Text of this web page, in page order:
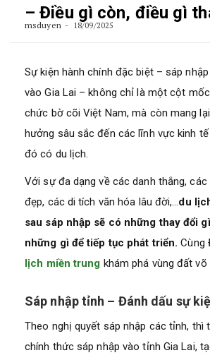
– Điều gì còn, điều gì
msduyen 18/09/2025
Sự kiện hành chính đặc biệt – sáp
vào Gia Lai – không chỉ là một cột
chức bờ cõi Việt Nam, mà còn mang
hưởng sâu sắc đến các lĩnh vực kinh
đó có du lịch.
Với sự đa dạng về các danh thắng, các
đẹp, các di tích văn hóa lâu đời,…du
sau sáp nhập sẽ có những thay đổi
những gì để tiếp tục phát triển. Cùng
lịch miền trung khám phá vùng đất võ
Sáp nhập tỉnh – Đánh dấu sự
Theo nghị quyết sáp nhập các tỉnh, thì
chính thức sáp nhập vào tỉnh Gia Lai,